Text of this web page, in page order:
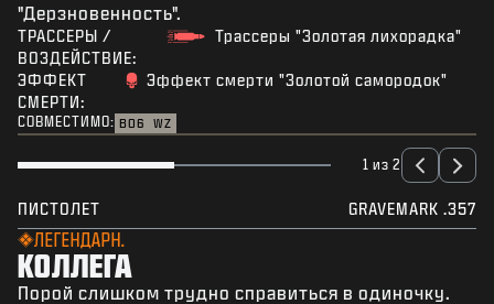
"Дерзновенность".
ТРАССЕРЫ /
ВОЗДЕЙСТВИЕ:
Трассеры "Золотая лихорадка"
ЭФФЕКТ
СМЕРТИ:
Эффект смерти "Золотой самородок"
СОВМЕСТИМО: BO6 WZ
1 из 2
ПИСТОЛЕТ GRAVEMARK .357
ЛЕГЕНДАРН.
КОЛЛЕГА
Порой слишком трудно справиться в одиночку.